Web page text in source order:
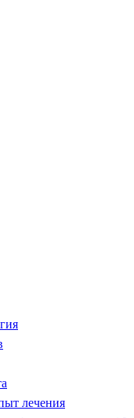
лечения